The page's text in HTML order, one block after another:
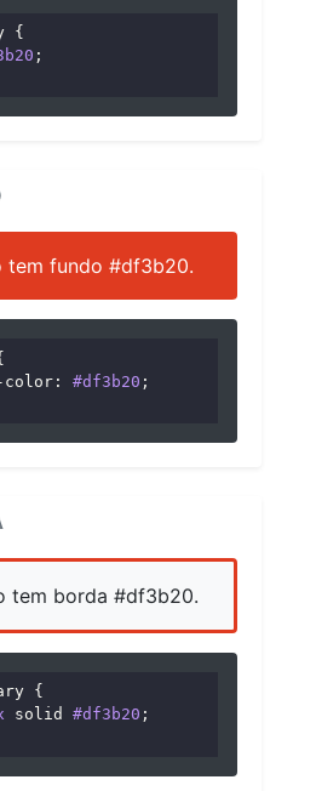
{
;
tem fundo #df3b20.
color : #df3b20 ;
tem borda #df3b20.
{
solid #df3b20 ;